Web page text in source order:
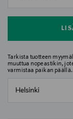
Tarkista tuotteen
muuttua nopeastikin,
varmistaa paikan päällä.
Helsinki